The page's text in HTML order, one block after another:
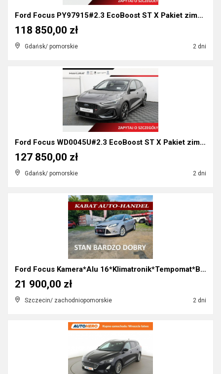
Ford Focus PY97915#2.3 EcoBoost ST X Pakiet zimowy...
Gdańsk/ pomorskie 2 dni
118 850,00 zł
Ford Focus WD0045U#2.3 EcoBoost ST X Pakiet zimowy...
Gdańsk/ pomorskie 2 dni
127 850,00 zł
Ford Focus Kamera*Alu 16*Klimatronik*Tempomat*Bard...
Szczecin/ zachodniopomorskie 2 dni
21 900,00 zł